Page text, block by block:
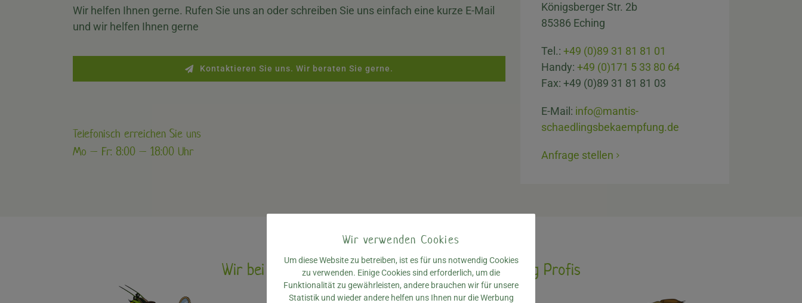
Wir helfen Ihnen gerne. Rufen Sie uns an oder schreiben Sie uns einfach eine kurze E-Mail
und wir helfen Ihnen gerne
Kontaktieren Sie uns. Wir beraten Sie gerne.
Telefonisch erreichen Sie uns
Mo – Fr: 8:00 – 18:00 Uhr
Königsberger Str. 2b
85386 Eching
Tel.: +49 (0)89 31 81 81 01
Handy: +49 (0)171 5 33 80 64
Fax: +49 (0)89 31 81 81 03
E-Mail: info@mantis-
schaedlingsbekaempfung.de
Anfrage stellen
Wir bei Mantis sind in Sachen Schädlingsbekämpfung Profis
durch und durch.
Wir verwenden Cookies
Um diese Website zu betreiben, ist es für uns notwendig Cookies
zu verwenden. Einige Cookies sind erforderlich, um die
Funktionalität zu gewährleisten, andere brauchen wir für unsere
Statistik und wieder andere helfen uns Ihnen nur die Werbung